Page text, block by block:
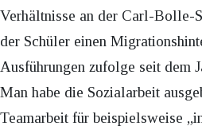
Verhältnisse an der Carl-Bolle-
der Schüler einen
Ausführungen zufolge seit dem
Man habe die Sozialarbeit
Teamarbeit für beispielsweise